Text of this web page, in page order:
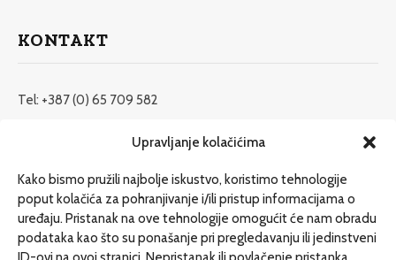
Upravljanje kolačićima
Kako bismo pružili najbolje iskustvo, koristimo tehnologije
poput kolačića za pohranjivanje i/ili pristup informacijama o
uređaju. Pristanak na ove tehnologije omogućit će nam obradu
podataka kao što su ponašanje pri pregledavanju ili jedinstveni
KONTAKT
Tel: +387 (0) 65 709 582
redakcija@etrafika.net
Dosije
Drugi pišu